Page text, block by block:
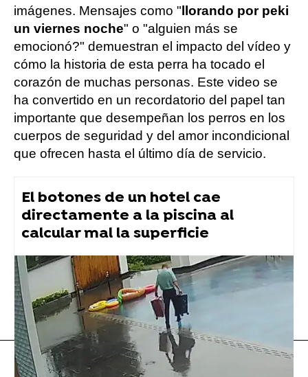
imágenes. Mensajes como " llorando por peki
un viernes noche" o "alguien más se
emocionó?" demuestran el impacto del vídeo y
cómo la historia de esta perra ha tocado el
corazón de muchas personas. Este video se
ha convertido en un recordatorio del papel tan
importante que desempeñan los perros en los
cuerpos de seguridad y del amor incondicional
que ofrecen hasta el último día de servicio.
El botones de un hotel cae
directamente a la piscina al
calcular mal la superficie
Vídeo viral perros
Flooxer Now » Viral